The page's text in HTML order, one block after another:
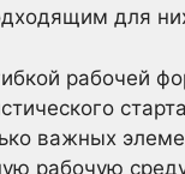
для
рабочей
важных
рабочую